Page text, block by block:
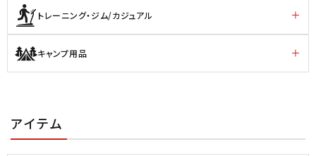
トレーニング・ジム/カジュアル
キャンプ用品
アイテム